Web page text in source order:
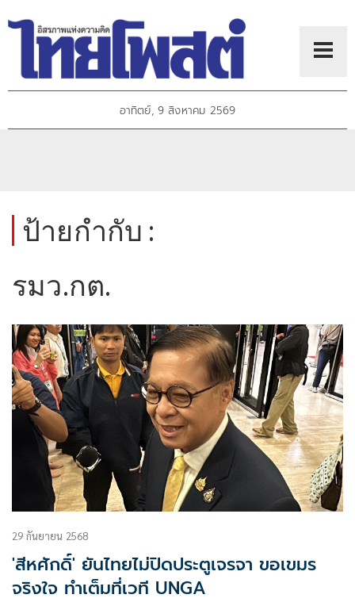
อาทิตย์, 9 สิงหาคม 2569
ป้ายกำกับ :
รมว.กต.
29 กันยายน 2568
'สีหศักดิ์' ยันไทยไม่ปิดประตูเจรจา ขอเขมร
จริงใจ ทำเต็มที่เวที UNGA